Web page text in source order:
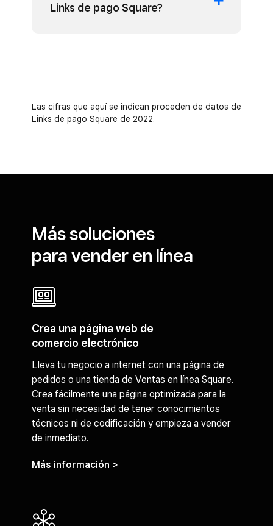
Links de pago Square?
Las cifras que aquí se indican proceden de datos de
Links de pago Square de 2022.
Más soluciones
para vender en línea
Crea una página web de
comercio electrónico
Lleva tu negocio a internet con una página de
pedidos o una tienda de Ventas en línea Square.
Crea fácilmente una página optimizada para la
venta sin necesidad de tener conocimientos
técnicos ni de codificación y empieza a vender
de inmediato.
Más información >